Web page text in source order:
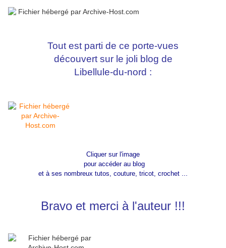
Tout est parti de ce porte-vues
découvert sur le joli blog de
Libellule-du-nord :
Cliquer sur l'image
pour accéder au blog
et à ses nombreux tutos, couture, tricot, crochet
Bravo et merci à l'auteur !!!